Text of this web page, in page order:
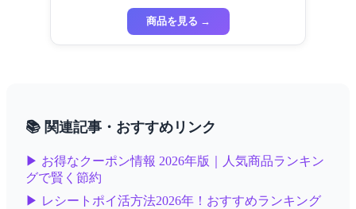
商品を見る →
📚 関連記事・おすすめリンク
▶ お得なクーポン情報 2026年版｜人気商品ランキン
グで賢く節約
▶ レシートポイ活方法2026年！おすすめランキング